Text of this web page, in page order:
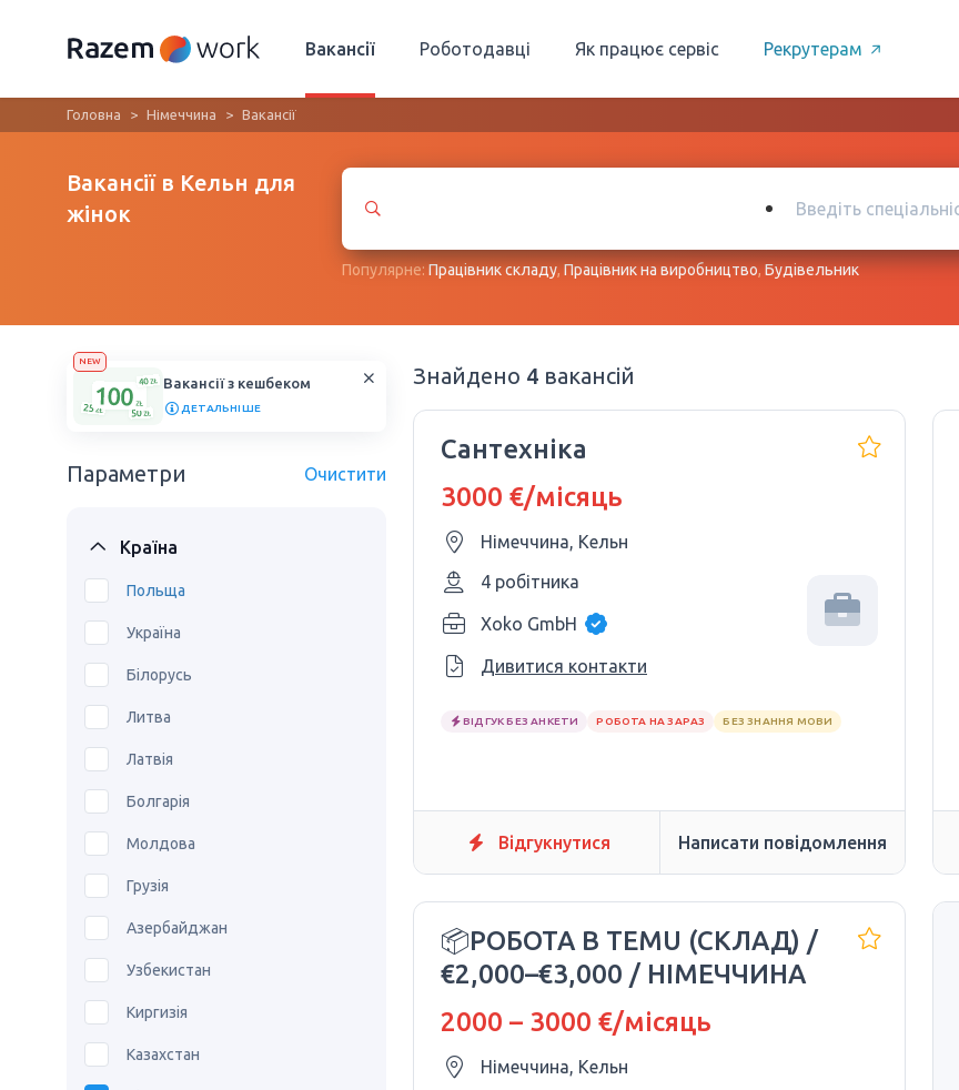
Вакансії Роботодавці Як працює сервіс Рекрутерам
Головна Німеччина Вакансії
Вакансії в Кельн для
жінок
Популярне:Працівник складу,Працівник на виробництво,Будівельник
NEW
Вакансії з кешбеком
ДЕТАЛЬНІШЕ
Параметри Очистити
Країна
Польща
Україна
Білорусь
Литва
Латвія
Болгарія
Молдова
Грузія
Азербайджан
Узбекистан
Киргизія
Казахстан
Знайдено 4 вакансій
Сантехніка
3000 €/місяць
Німеччина, Кельн
4 робітника
Xoko GmbH
Дивитися контакти
ВІДГУК БЕЗ АНКЕТИ РОБОТА НА ЗАРАЗ БЕЗ ЗНАННЯ МОВИ
Відгукнутися Написати повідомлення
📦РОБОТА В TEMU (СКЛАД) /
€2,000–€3,000 / НІМЕЧЧИНА
2000 – 3000 €/місяць
Німеччина, Кельн